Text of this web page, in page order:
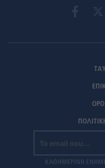
ΚΑΘΗΜΕΡΙΝΗ